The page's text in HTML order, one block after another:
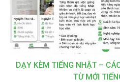
DẠY KÈM TIẾNG NHẬT –
TỪ MỚI